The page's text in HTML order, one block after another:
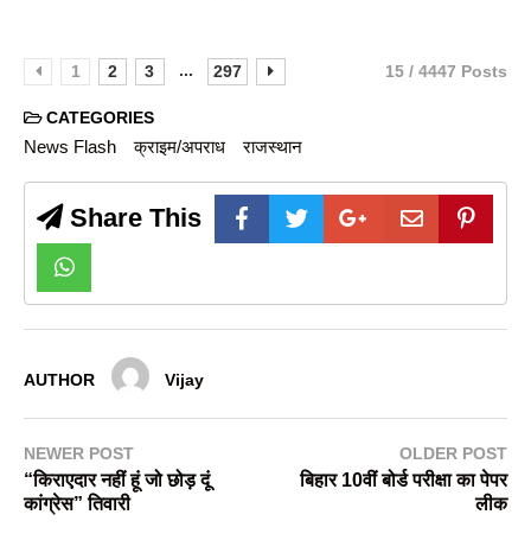
1 2 3 ... 297 15 / 4447 Posts
CATEGORIES
News Flash क्राइम/अपराध राजस्थान
Share This
AUTHOR Vijay
NEWER POST
“किराएदार नहीं हूं जो छोड़ दूं
कांग्रेस” तिवारी
OLDER POST
बिहार 10वीं बोर्ड परीक्षा का पेपर
लीक